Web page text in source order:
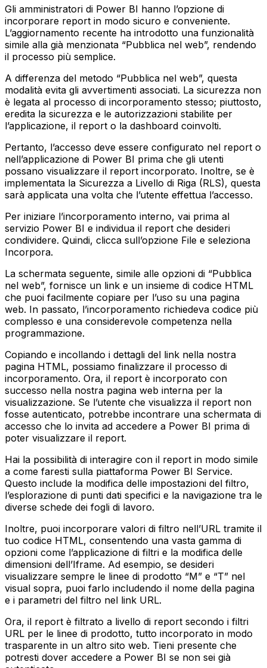
Gli amministratori di Power BI hanno l’opzione di
incorporare report in modo sicuro e conveniente.
L’aggiornamento recente ha introdotto una funzionalità
simile alla già menzionata “Pubblica nel web”, rendendo
il processo più semplice.
A differenza del metodo “Pubblica nel web”, questa
modalità evita gli avvertimenti associati. La sicurezza non
è legata al processo di incorporamento stesso; piuttosto,
eredita la sicurezza e le autorizzazioni stabilite per
l’applicazione, il report o la dashboard coinvolti.
Pertanto, l’accesso deve essere configurato nel report o
nell’applicazione di Power BI prima che gli utenti
possano visualizzare il report incorporato. Inoltre, se è
implementata la Sicurezza a Livello di Riga (RLS), questa
sarà applicata una volta che l’utente effettua l’accesso.
Per iniziare l’incorporamento interno, vai prima al
servizio Power BI e individua il report che desideri
condividere. Quindi, clicca sull’opzione File e seleziona
Incorpora.
La schermata seguente, simile alle opzioni di “Pubblica
nel web”, fornisce un link e un insieme di codice HTML
che puoi facilmente copiare per l’uso su una pagina
web. In passato, l’incorporamento richiedeva codice più
complesso e una considerevole competenza nella
programmazione.
Copiando e incollando i dettagli del link nella nostra
pagina HTML, possiamo finalizzare il processo di
incorporamento. Ora, il report è incorporato con
successo nella nostra pagina web interna per la
visualizzazione. Se l’utente che visualizza il report non
fosse autenticato, potrebbe incontrare una schermata di
accesso che lo invita ad accedere a Power BI prima di
poter visualizzare il report.
Hai la possibilità di interagire con il report in modo simile
a come faresti sulla piattaforma Power BI Service.
Questo include la modifica delle impostazioni del filtro,
l’esplorazione di punti dati specifici e la navigazione tra le
diverse schede dei fogli di lavoro.
Inoltre, puoi incorporare valori di filtro nell’URL tramite il
tuo codice HTML, consentendo una vasta gamma di
opzioni come l’applicazione di filtri e la modifica delle
dimensioni dell’Iframe. Ad esempio, se desideri
visualizzare sempre le linee di prodotto “M” e “T” nel
visual sopra, puoi farlo includendo il nome della pagina
e i parametri del filtro nel link URL.
Ora, il report è filtrato a livello di report secondo i filtri
URL per le linee di prodotto, tutto incorporato in modo
trasparente in un altro sito web. Tieni presente che
potresti dover accedere a Power BI se non sei già